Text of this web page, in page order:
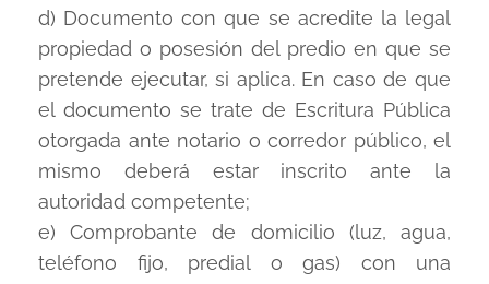
d) Documento con que se acredite la legal
propiedad o posesión del predio en que se
pretende ejecutar, si aplica. En caso de que
el documento se trate de Escritura Pública
otorgada ante notario o corredor público, el
mismo deberá estar inscrito ante la
autoridad competente;
e) Comprobante de domicilio (luz, agua,
teléfono fijo, predial o gas) con una